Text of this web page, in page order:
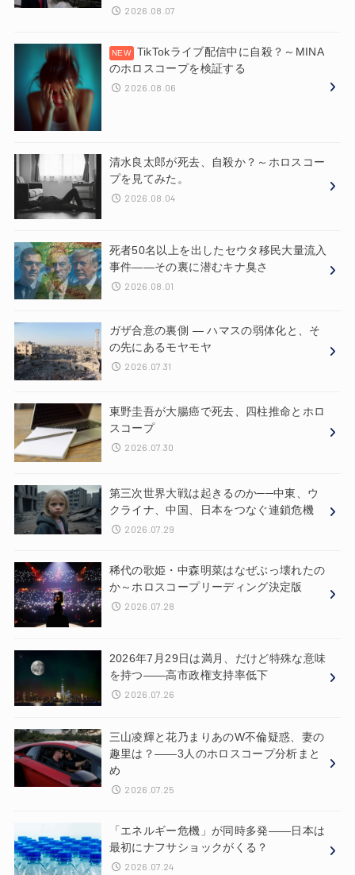
2026.08.07
TikTokライブ配信中に自殺？～MINA
のホロスコープを検証する
2026.08.06
清水良太郎が死去、自殺か？～ホロスコー
プを見てみた。
2026.08.04
死者50名以上を出したセウタ移民大量流入
事件——その裏に潜むキナ臭さ
2026.08.01
ガザ合意の裏側 ― ハマスの弱体化と、そ
の先にあるモヤモヤ
2026.07.31
東野圭吾が大腸癌で死去、四柱推命とホロ
スコープ
2026.07.30
第三次世界大戦は起きるのか──中東、ウ
クライナ、中国、日本をつなぐ連鎖危機
2026.07.29
稀代の歌姫・中森明菜はなぜぶっ壊れたの
か～ホロスコープリーディング決定版
2026.07.28
2026年7月29日は満月、だけど特殊な意味
を持つ——高市政権支持率低下
2026.07.26
三山凌輝と花乃まりあのW不倫疑惑、妻の
趣里は？——3人のホロスコープ分析まと
め
2026.07.25
「エネルギー危機」が同時多発——日本は
最初にナフサショックがくる？
2026.07.24